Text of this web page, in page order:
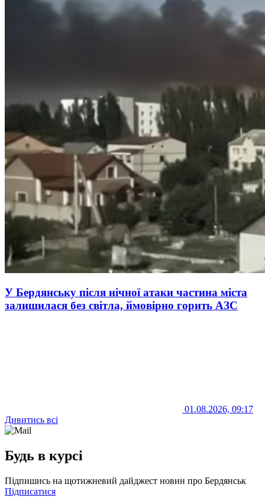
У Бердянську після нічної атаки частина міста
залишилася без світла, ймовірно горить АЗС
01.08.2026, 09:17
Дивитись всі
Будь в курсі
Підпишись на щотижневий дайджест новин про Бердянськ
Підписатися